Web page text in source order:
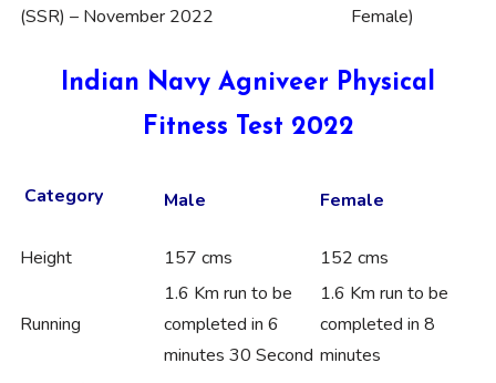
(SSR) – November 2022
Female)
Indian Navy Agniveer Physical
Fitness Test 2022
Category Male Female
Height 157 cms 152 cms
Running
1.6 Km run to be
completed in 6
minutes 30 Second
1.6 Km run to be
completed in 8
minutes